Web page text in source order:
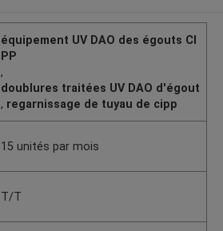
équipement UV DAO des égouts CI
PP
,
doublures traitées UV DAO d'égout
, regarnissage de tuyau de cipp
15 unités par mois
T/T